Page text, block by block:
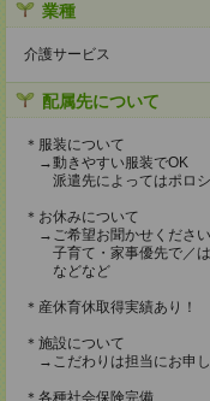
業種
介護サービス
配属先について
＊服装について
→動きやすい服装でOK
派遣先によってはポロシ
＊お休みについて
→ご希望お聞かせください
子育て・家事優先で／は
などなど
＊産休育休取得実績あり！
＊施設について
→こだわりは担当にお申し
＊各種社会保険完備